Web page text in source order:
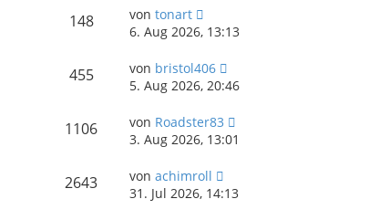
148 von tonart
6. Aug 2026, 13:13
455 von bristol406
5. Aug 2026, 20:46
1106 von Roadster83
3. Aug 2026, 13:01
2643 von achimroll
31. Jul 2026, 14:13